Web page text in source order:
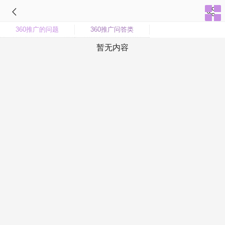
360推广的问题 360推广问答类
暂无内容